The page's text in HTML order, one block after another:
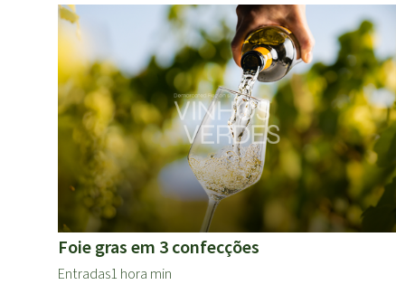
Foie gras em 3 confecções
Entradas1 hora min